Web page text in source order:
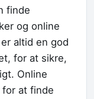
finde
og online
altid en god
for at sikre,
Online
at finde